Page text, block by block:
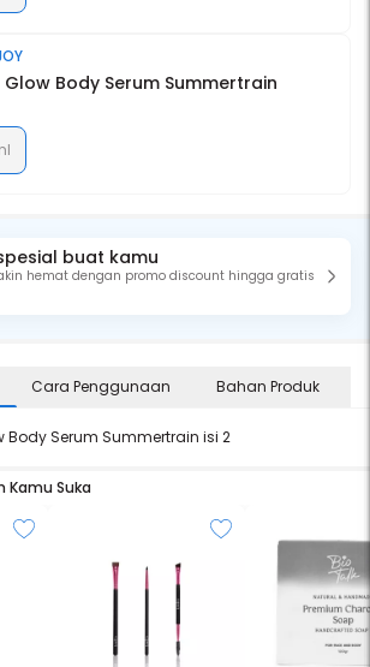
Glow Body Serum Summertrain
buat kamu
hemat dengan promo discount hingga gratis
Cara Penggunaan Bahan Produk
Body Serum Summertrain isi 2
Kamu Suka